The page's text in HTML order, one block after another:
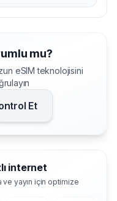
mu?
eSIM teknolojisini
Et
internet
yayın için optimize